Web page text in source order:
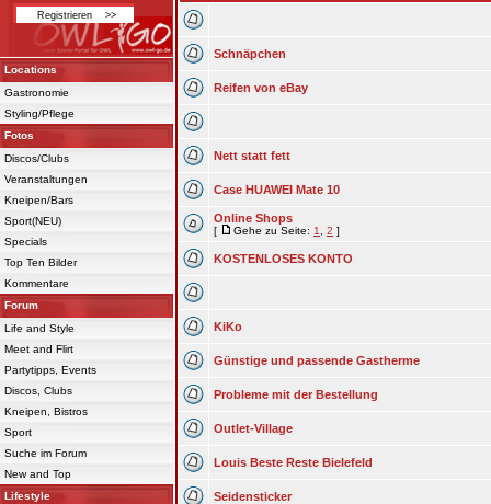
Locations
Gastronomie
Styling/Pflege
Fotos
Discos/Clubs
Veranstaltungen
Kneipen/Bars
Sport(NEU)
Specials
Top Ten Bilder
Kommentare
Forum
Life and Style
Meet and Flirt
Partytipps, Events
Discos, Clubs
Kneipen, Bistros
Sport
Suche im Forum
New and Top
Lifestyle
Schnäpchen
Reifen von eBay
Nett statt fett
Case HUAWEI Mate 10
Online Shops
[ Gehe zu Seite: 1 2 ]
KOSTENLOSES KONTO
KiKo
Günstige und passende Gastherme
Probleme mit der Bestellung
Outlet-Village
Louis Beste Reste Bielefeld
Seidensticker